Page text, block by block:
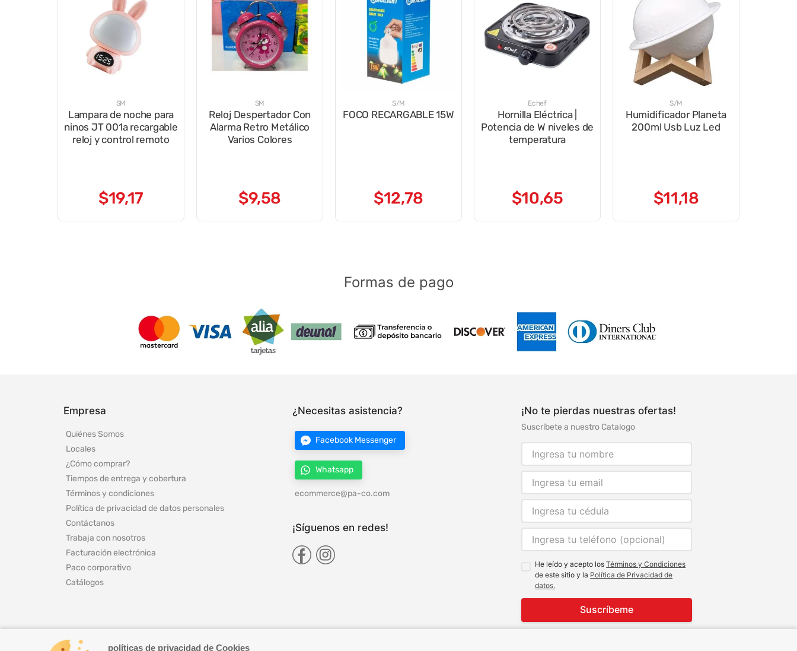
políticas de privacidad de Cookies
SM
Lampara de noche para
ninos JT 001a recargable
reloj y control remoto
$19,17
SM
Reloj Despertador Con
Alarma Retro Metálico
Varios Colores
$9,58
S/M
FOCO RECARGABLE 15W
$12,78
Echef
Hornilla Eléctrica |
Potencia de W niveles de
temperatura
$10,65
S/M
Humidificador Planeta
200ml Usb Luz Led
$11,18
Formas de pago
Empresa
Quiénes Somos
Locales
¿Cómo comprar?
Tiempos de entrega y cobertura
Términos y condiciones
Política de privacidad de datos personales
Contáctanos
Trabaja con nosotros
Facturación electrónica
Paco corporativo
Catálogos
¿Necesitas asistencia?
Facebook Messenger
Whatsapp
ecommerce@pa-co.com
¡Síguenos en redes!
¡No te pierdas nuestras ofertas!
Suscríbete a nuestro Catalogo
He leído y acepto losTérminos y Condiciones
de este sitio y la Política de Privacidad de
datos.
Suscríbeme